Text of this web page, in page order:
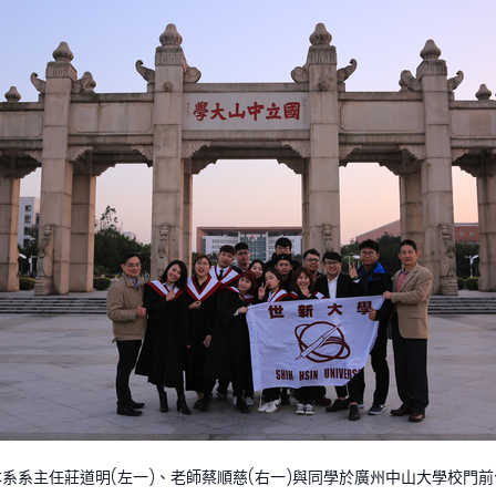
系主任莊道明(左一)、老師蔡順慈(右一)與同學於廣州中山大學校門